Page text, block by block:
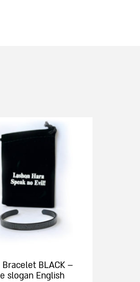
BLACK –
slogan English